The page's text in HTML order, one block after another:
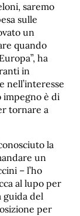
saremo
sulle
un
quando
ha
in
nell’interesse
impegno è di
tornare a
la
un
– l’ho
al lupo per
guida del
per